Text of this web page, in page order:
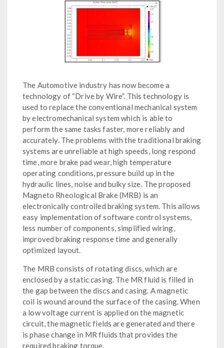
The Automotive industry has now become a
technology of “Drive by Wire”. This technology is
used to replace the conventional mechanical system
by electromechanical system which is able to
perform the same tasks faster, more reliably and
accurately. The problems with the traditional braking
systems are unreliable at high speeds, long respond
time, more brake pad wear, high temperature
operating conditions, pressure build up in the
hydraulic lines, noise and bulky size. The proposed
Magneto Rheological Brake (MRB) is an
electronically controlled braking system. This allows
easy implementation of software control systems,
less number of components, simplified wiring,
improved braking response time and generally
optimized layout.
The MRB consists of rotating discs, which are
enclosed by a static casing. The MR fluid is filled in
the gap between the discs and casing. A magnetic
coil is wound around the surface of the casing. When
a low voltage current is applied on the magnetic
circuit, the magnetic fields are generated and there
is phase change in MR fluids that provides the
required braking torque.